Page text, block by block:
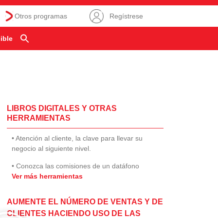
Otros programas Regístrese
LIBROS DIGITALES Y OTRAS
HERRAMIENTAS
• Atención al cliente, la clave para llevar su
negocio al siguiente nivel.
• Conozca las comisiones de un datáfono
Ver más herramientas
AUMENTE EL NÚMERO DE VENTAS Y DE
CLIENTES HACIENDO USO DE LAS